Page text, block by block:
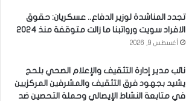
تجدد المناشدة لوزير الدفاع.. عسكريان: حقوق
الافراد سويت ورواتبنا ما زالت متوقفة منذ 2024
أغسطس 9, 2026
نائب مدير إدارة التثقيف والإعلام الصحي بلحج
يشيد بجهود فرق التثقيف والمشرفين المركزيين
في متابعة النشاط الإيصالي وحملة التحصين ضد